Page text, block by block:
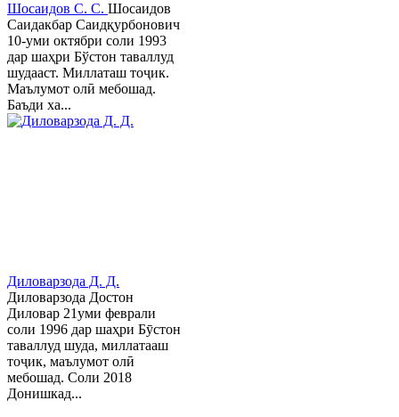
Шосаидов С. С. Шосаидов
Саидакбар Саидқурбонович
10-уми октябри соли 1993
дар шаҳри Бўстон таваллуд
шудааст. Миллаташ тоҷик.
Маълумот олӣ мебошад.
Баъди ха...
Диловарзода Д. Д.
Диловарзода Достон
Диловар 21уми феврали
соли 1996 дар шаҳри Бӯстон
таваллуд шуда, миллатааш
тоҷик, маълумот олӣ
мебошад. Соли 2018
Донишкад...